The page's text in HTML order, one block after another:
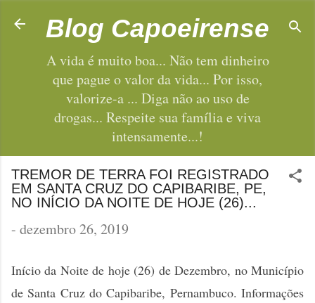
Pular para o conteúdo principal
Blog Capoeirense
A vida é muito boa... Não tem dinheiro
que pague o valor da vida... Por isso,
valorize-a ... Diga não ao uso de
drogas... Respeite sua família e viva
intensamente...!
TREMOR DE TERRA FOI REGISTRADO
EM SANTA CRUZ DO CAPIBARIBE, PE,
NO INÍCIO DA NOITE DE HOJE (26)...
- dezembro 26, 2019
Início da Noite de hoje (26) de Dezembro, no Município
de Santa Cruz do Capibaribe, Pernambuco. Informações